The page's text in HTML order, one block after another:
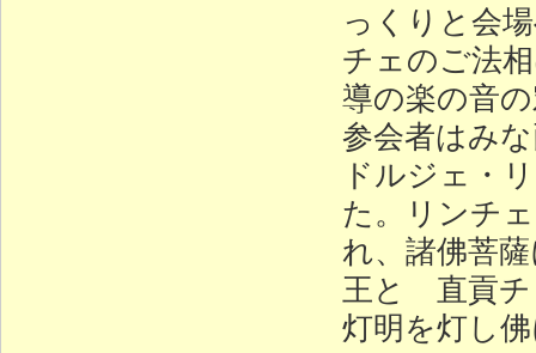
っくりと会
チェのご法
導の楽の音
参会者はみ
ドルジェ・
た。リンチ
れ、諸佛菩
王と 直貢チ
灯明を灯し